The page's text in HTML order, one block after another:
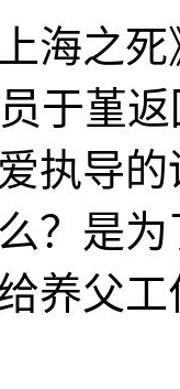
海之
于堇
执导
？是
养父